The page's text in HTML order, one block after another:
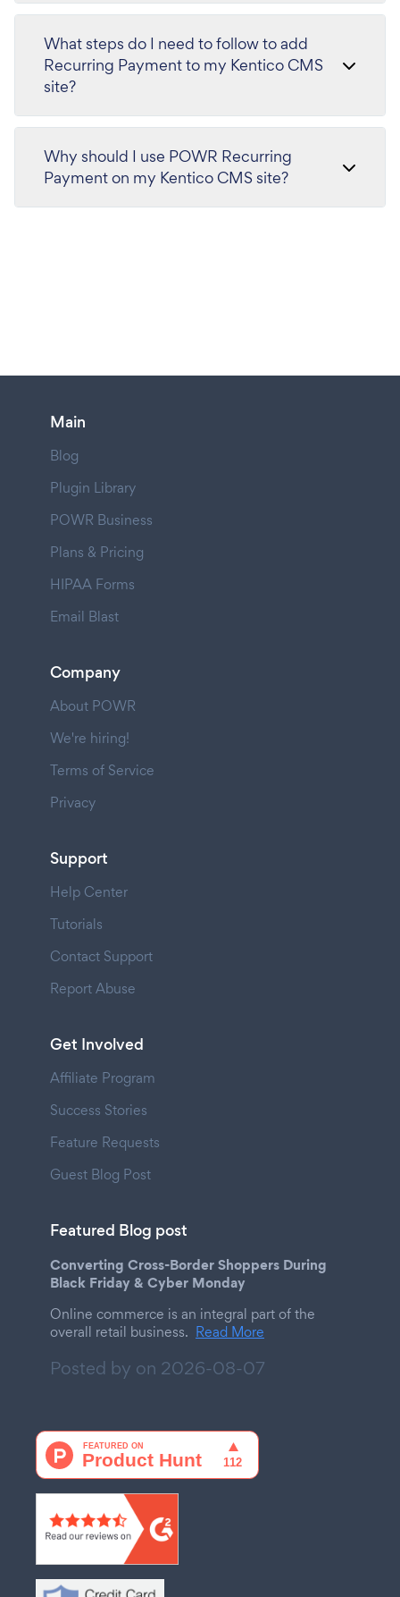
What steps do I need to follow to add
Recurring Payment to my Kentico CMS
site?
Why should I use POWR Recurring
Payment on my Kentico CMS site?
Main
Blog
Plugin Library
POWR Business
Plans & Pricing
HIPAA Forms
Email Blast
Company
About POWR
We're hiring!
Terms of Service
Privacy
Support
Help Center
Tutorials
Contact Support
Report Abuse
Get Involved
Affiliate Program
Success Stories
Feature Requests
Guest Blog Post
Featured Blog post
Converting Cross-Border Shoppers During
Black Friday & Cyber Monday
Online commerce is an integral part of the
overall retail business. Read More
Posted by on 2026-08-07